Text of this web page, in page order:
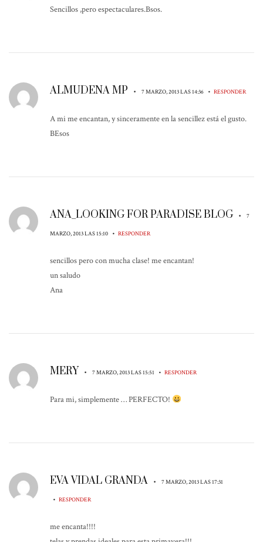
Sencillos ,pero espectaculares.Bsos.
ALMUDENA MP • 7 MARZO, 2013 LAS 14:36 • RESPONDER
A mi me encantan, y sinceramente en la sencillez está el gusto.
BEsos
ANA_LOOKING FOR PARADISE BLOG • 7
MARZO, 2013 LAS 15:10 • RESPONDER
sencillos pero con mucha clase! me encantan!
un saludo
Ana
MERY • 7 MARZO, 2013 LAS 15:51 • RESPONDER
Para mi, simplemente … PERFECTO!
EVA VIDAL GRANDA • 7 MARZO, 2013 LAS 17:31
• RESPONDER
me encanta!!!!